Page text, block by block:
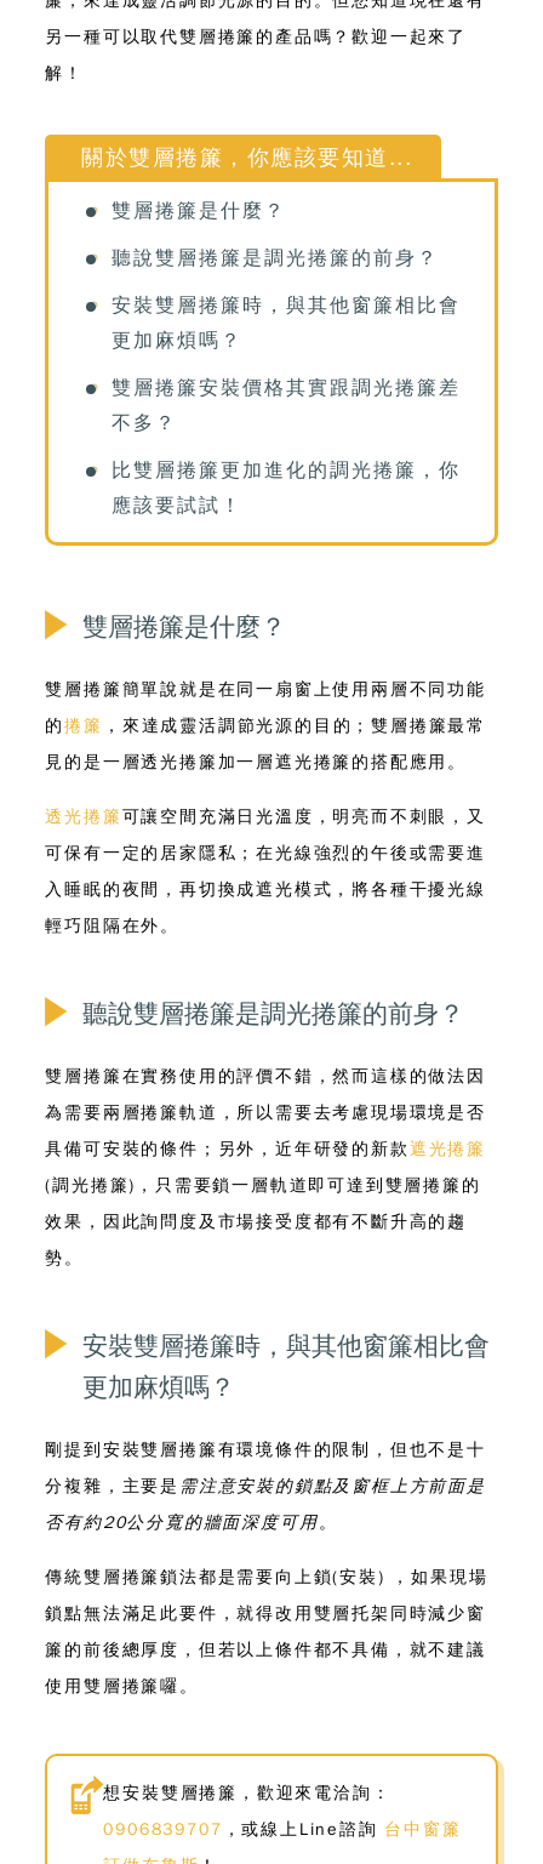
另一種可以取代雙層捲簾的產品嗎？歡迎一起來了
解！
關於雙層捲簾，你應該要知道...
雙層捲簾是什麼？
聽說雙層捲簾是調光捲簾的前身？
安裝雙層捲簾時，與其他窗簾相比會
更加麻煩嗎？
雙層捲簾安裝價格其實跟調光捲簾差
不多？
比雙層捲簾更加進化的調光捲簾，你
應該要試試！
雙層捲簾是什麼？
雙層捲簾簡單說就是在同一扇窗上使用兩層不同功能
的捲簾 ，來達成靈活調節光源的目的；雙層捲簾最常
見的是一層透光捲簾加一層遮光捲簾的搭配應用 。
透光捲簾可讓空間充滿日光溫度，明亮而不刺眼，又
可保有一定的居家隱私；在光線強烈的午後或需要進
入睡眠的夜間，再切換成遮光模式，將各種干擾光線
輕巧阻隔在外。
聽說雙層捲簾是調光捲簾的前身？
雙層捲簾在實務使用的評價不錯，然而這樣的做法因
為需要兩層捲簾軌道，所以需要去考慮現場環境是否
具備可安裝的條件 ；另外，近年研發的新款遮光捲簾
(調光捲簾)，只需要鎖一層軌道即可達到雙層捲簾的
效果，因此詢問度及市場接受度都有不斷升高的趨
勢。
安裝雙層捲簾時，與其他窗簾相比會
更加麻煩嗎？
剛提到安裝雙層捲簾有環境條件的限制
，但也不是十
分複雜，主要是 需注意安裝的鎖點及窗框上方前面是
否有約20公分寬的牆面深度可用。
傳統雙層捲簾鎖法都是需要向上鎖(安裝) ，如果現場
鎖點無法滿足此要件，就得改用雙層托架同時減少窗
簾的前後總厚度，但若以上條件都不具備，就不建議
使用雙層捲簾囉。
想安裝雙層捲簾，歡迎來電洽詢：
0906839707 ，或線上Line諮詢 台中窗簾